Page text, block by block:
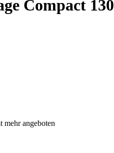
Compact 130
mehr angeboten